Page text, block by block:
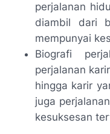
perjalanan
diambil dari
mempunyai
Biografi
perjalanan
hingga karir
juga
kesuksesan